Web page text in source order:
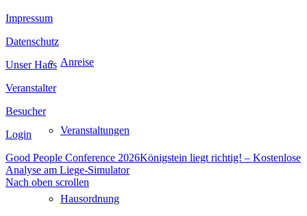
Anreise
Veranstaltungen
Hausordnung
Impressum
Datenschutz
Unser Haus
Veranstalter
Besucher
Login
Good People Conference 2026Königstein liegt richtig! – Kostenlose
Analyse am Liege-Simulator
Nach oben scrollen